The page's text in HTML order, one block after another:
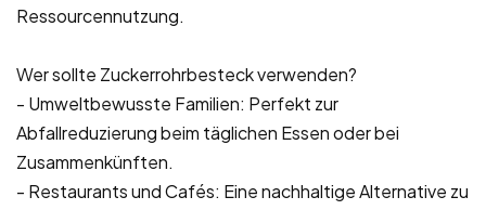
Ressourcennutzung.
Wer sollte Zuckerrohrbesteck verwenden?
- Umweltbewusste Familien: Perfekt zur
Abfallreduzierung beim täglichen Essen oder bei
Zusammenkünften.
- Restaurants und Cafés: Eine nachhaltige Alternative zu